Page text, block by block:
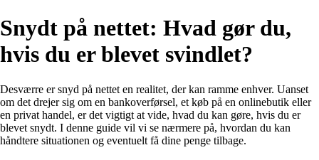
Snydt på nettet: Hvad gør du,
hvis du er blevet svindlet?
Desværre er snyd på nettet en realitet, der kan ramme enhver. Uanset
om det drejer sig om en bankoverførsel, et køb på en onlinebutik eller
en privat handel, er det vigtigt at vide, hvad du kan gøre, hvis du er
blevet snydt. I denne guide vil vi se nærmere på, hvordan du kan
håndtere situationen og eventuelt få dine penge tilbage.